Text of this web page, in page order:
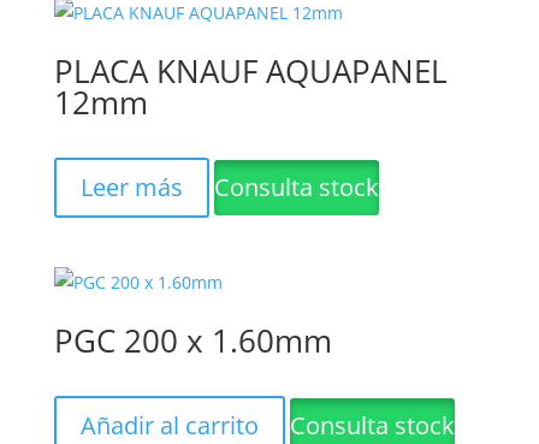
PLACA KNAUF AQUAPANEL
12mm
Leer más Consulta stock
PGC 200 x 1.60mm
Añadir al carrito Consulta stock